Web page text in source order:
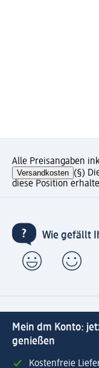
Alle Preisangaben
Versandkosten (§)
diese Position
Wie gefällt
Mein dm Konto:
genießen
Kostenfreie